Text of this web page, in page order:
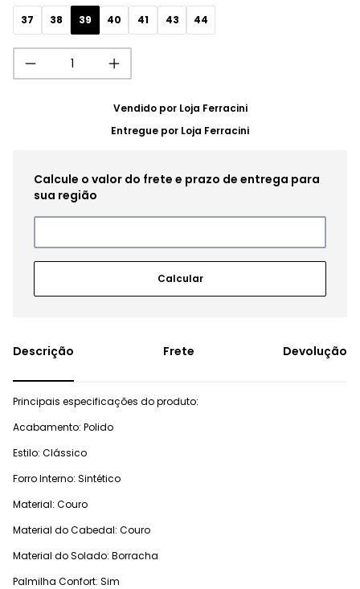
37 38 39 40 41 43 44
Vendido por Loja Ferracini
Entregue por Loja Ferracini
Frete Devolução
Principais especificações do produto:
Acabamento: Polido
Estilo: Clássico
Forro Interno: Sintético
Material: Couro
Material do Cabedal: Couro
Material do Solado: Borracha
Palmilha Confort: Sim